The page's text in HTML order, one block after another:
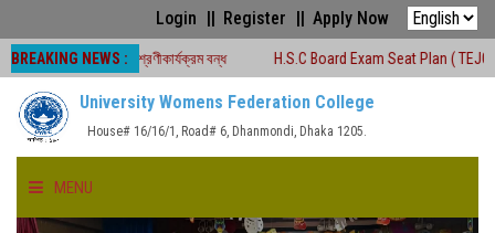
Login Register Apply Now
BREAKING NEWS :
সময়ে শ্রেণীকার্যক্রম বন্ধ H.S.C Board Exam Seat Plan ( TEJGAON
University Womens Federation College
House# 16/16/1, Road# 6, Dhanmondi, Dhaka 1205.
MENU